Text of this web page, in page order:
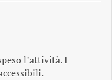
l’attività. I